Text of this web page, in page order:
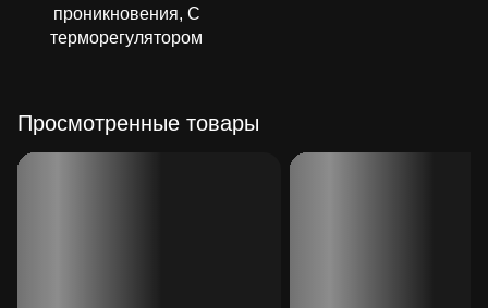
проникновения, С
терморегулятором
Просмотренные товары